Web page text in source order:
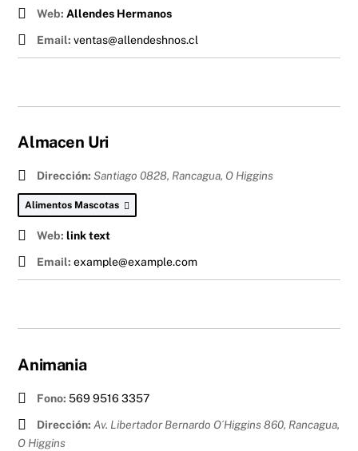
Web: Allendes Hermanos
Email: ventas@allendeshnos.cl
Almacen Uri
Dirección: Santiago 0828, Rancagua, O Higgins
Alimentos Mascotas
Web: link text
Email: example@example.com
Animania
Fono: 569 9516 3357
Dirección: Av. Libertador Bernardo O´Higgins 860, Rancagua,
O Higgins